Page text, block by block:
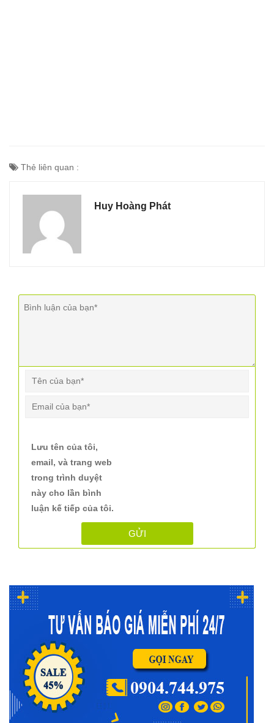
Thẻ liên quan :
Huy Hoàng Phát
Lưu tên của tôi,
email, và trang web
trong trình duyệt
này cho lần bình
luận kế tiếp của tôi.